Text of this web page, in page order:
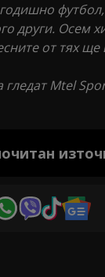
други. Осем
от тях
Mtel